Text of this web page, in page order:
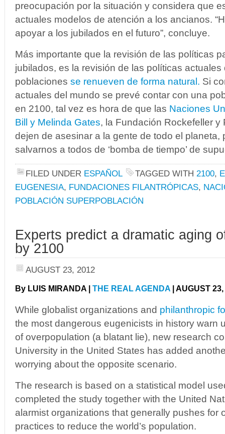
preocupación por la situación y considera que
actuales modelos de atención a los ancianos.
apoyar a los jubilados en el futuro”, concluye.
Más importante que la revisión de las políticas
jubilados, es la revisión de las políticas
poblaciones se renueven de forma natural. Si
actuales del mundo se prevé contar con una
en 2100, tal vez es hora de que las Naciones
Bill y Melinda Gates, la Fundación Rockefeller y
dejen de asesinar a la gente de todo el planeta,
salvarnos a todos de ‘bomba de tiempo’ de
FILED UNDER ESPAÑOL TAGGED WITH 2100,
EUGENESIA, FUNDACIONES FILANTRÓPICAS,
POBLACIÓN SUPERPOBLACIÓN
Experts predict a dramatic aging
by 2100
AUGUST 23, 2012
By LUIS MIRANDA | THE REAL AGENDA | AUGUST
While globalist organizations and philanthropic
the most dangerous eugenicists in history warn
of overpopulation (a blatant lie), new research
University in the United States has added
worrying about the opposite scenario.
The research is based on a statistical model
completed the study together with the United
alarmist organizations that generally pushes for
practices to reduce the world’s population.